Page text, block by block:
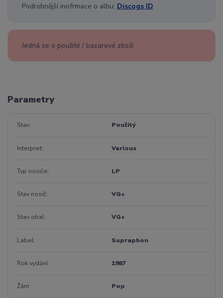
Podrobnější inofrmace o albu: Discogs ID
Jedná se o použité / bazarové zboží
Parametry
Stav Použitý
Interpret Various
Typ nosiče LP
Stav nosič VG+
Stav obal VG+
Label Supraphon
Rok vydání 1987
Žánr Pop